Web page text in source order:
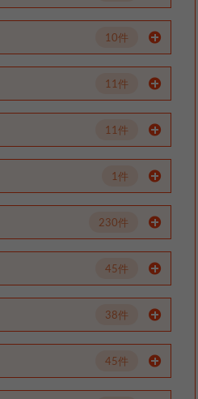
10件
11件
11件
1件
230件
45件
38件
45件